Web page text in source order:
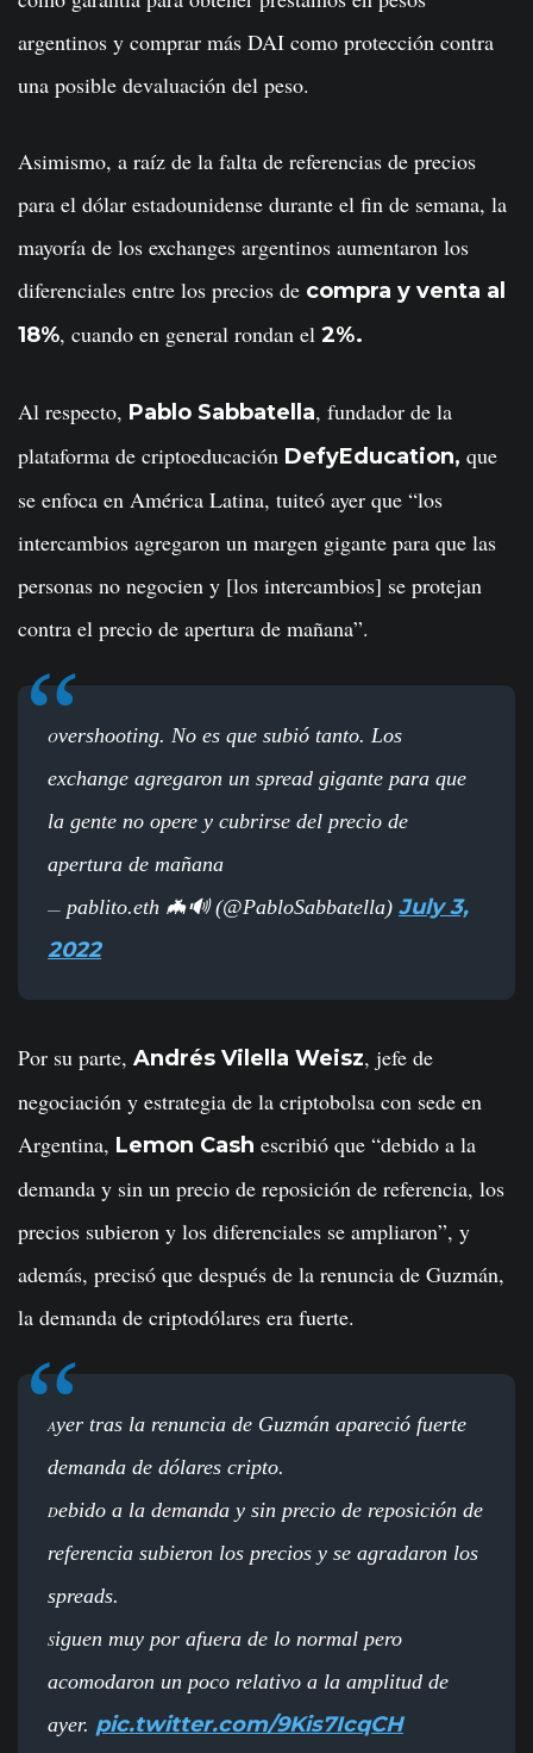
argentinos y comprar más DAI como protección contra
una posible devaluación del peso.
Asimismo, a raíz de la falta de referencias de precios
para el dólar estadounidense durante el fin de semana, la
mayoría de los exchanges argentinos aumentaron los
diferenciales entre los precios de compra y venta al
18%, cuando en general rondan el 2%.
Al respecto, Pablo Sabbatella, fundador de la
plataforma de criptoeducación DefyEducation, que
se enfoca en América Latina, tuiteó ayer que “los
intercambios agregaron un margen gigante para que las
personas no negocien y [los intercambios] se protejan
contra el precio de apertura de mañana”.
Overshooting. No es que subió tanto. Los
exchange agregaron un spread gigante para que
la gente no opere y cubrirse del precio de
apertura de mañana
— pablito.eth 🦇🔊 (@PabloSabbatella) July 3,
2022
Por su parte, Andrés Vilella Weisz, jefe de
negociación y estrategia de la criptobolsa con sede en
Argentina, Lemon Cash escribió que “debido a la
demanda y sin un precio de reposición de referencia, los
precios subieron y los diferenciales se ampliaron”, y
además, precisó que después de la renuncia de Guzmán,
la demanda de criptodólares era fuerte.
Ayer tras la renuncia de Guzmán apareció fuerte
demanda de dólares cripto.
Debido a la demanda y sin precio de reposición de
referencia subieron los precios y se agradaron los
spreads.
Siguen muy por afuera de lo normal pero
acomodaron un poco relativo a la amplitud de
ayer. pic.twitter.com/9Kis7IcqCH